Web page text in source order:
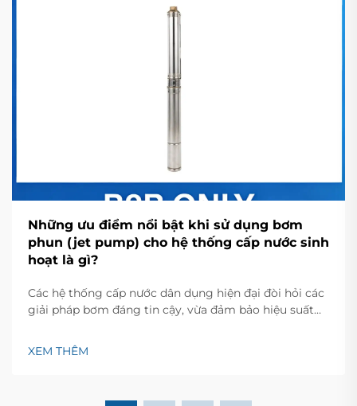
Những ưu điểm nổi bật khi sử dụng bơm
phun (jet pump) cho hệ thống cấp nước sinh
hoạt là gì?
Các hệ thống cấp nước dân dụng hiện đại đòi hỏi các
giải pháp bơm đáng tin cậy, vừa đảm bảo hiệu suất
trong những lựa chọn linh hoạt và đáng tin cậy nhất
hiện có dành cho chủ nhà đang tìm cách thiết lập...
XEM THÊM